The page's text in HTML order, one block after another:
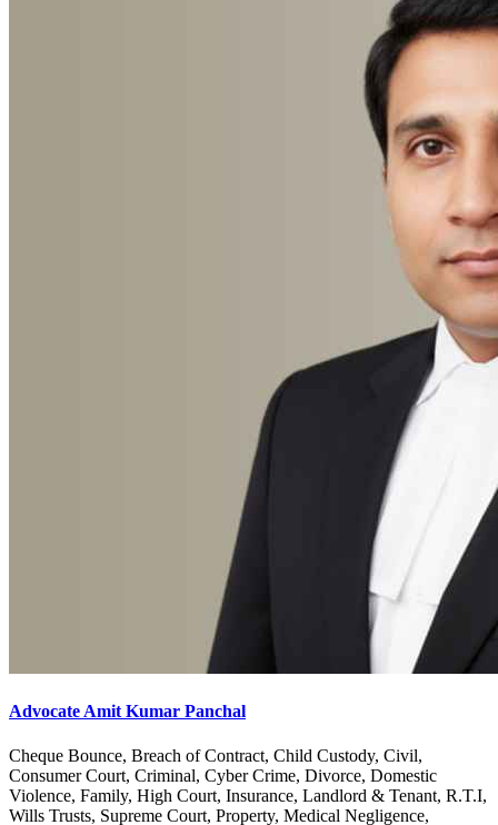
Advocate Amit Kumar Panchal
Cheque Bounce, Breach of Contract, Child Custody, Civil,
Consumer Court, Criminal, Cyber Crime, Divorce, Domestic
Violence, Family, High Court, Insurance, Landlord & Tenant, R.T.I,
Wills Trusts, Supreme Court, Property, Medical Negligence,